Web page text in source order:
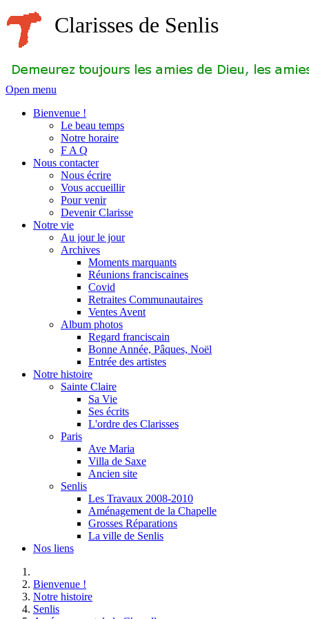
Clarisses de Senlis
Open menu
Bienvenue !
Le beau temps
Notre horaire
F A Q
Nous contacter
Nous écrire
Vous accueillir
Pour venir
Devenir Clarisse
Notre vie
Au jour le jour
Archives
Moments marquants
Réunions franciscaines
Covid
Retraites Communautaires
Ventes Avent
Album photos
Regard franciscain
Bonne Année, Pâques, Noël
Entrée des artistes
Notre histoire
Sainte Claire
Sa Vie
Ses écrits
L'ordre des Clarisses
Paris
Ave Maria
Villa de Saxe
Ancien site
Senlis
Les Travaux 2008-2010
Aménagement de la Chapelle
Grosses Réparations
La ville de Senlis
Nos liens
Bienvenue !
Notre histoire
Senlis